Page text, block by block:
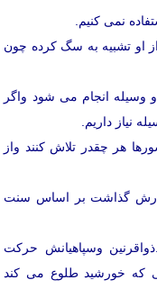
نمی کنیم.
او تشبیه به سگ کرده چون
وسیله انجام می شود واگر
نیاز داریم.
هر چقدر تلاش کنند واز
گذاشت بر اساس سنت
وسپاهیانش حرکت
که خورشید طلوع می کند